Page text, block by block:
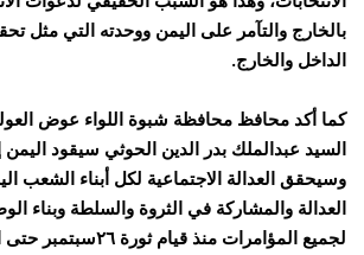
بالخارج والتآمر على اليمن ووحدته التي مثل
الداخل والخارج.
كما أكد محافظ محافظة شبوة اللواء عوض
السيد عبدالملك بدر الدين الحوثي سيقود اليمن
وسيحقق العدالة الاجتماعية لكل أبناء الشعب
العدالة والمشاركة في الثروة والسلطة وبناء
لجميع المؤامرات منذ قيام ثورة ٢٦سبتمبر حتى الآن.